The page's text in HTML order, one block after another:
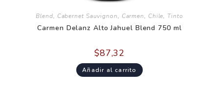
Blend, Cabernet Sauvignon, Carmen, Chile, Tinto
Carmen Delanz Alto Jahuel Blend 750 ml
$87,32
Añadir al carrito